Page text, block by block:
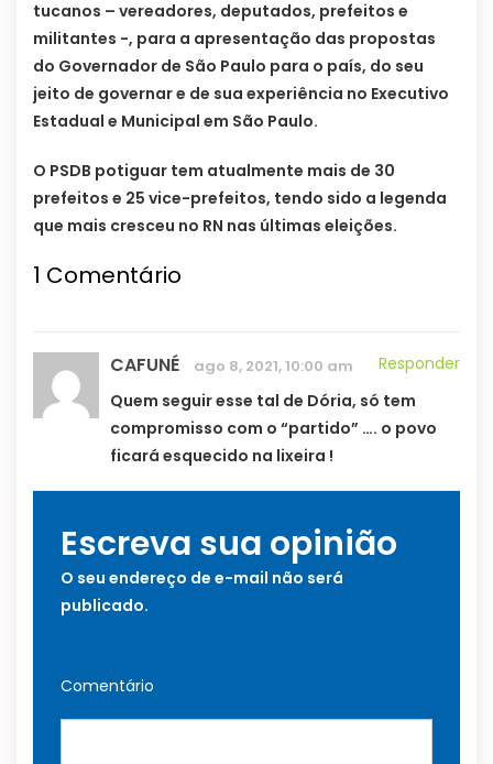
tucanos – vereadores, deputados, prefeitos e
militantes -, para a apresentação das propostas
do Governador de São Paulo para o país, do seu
jeito de governar e de sua experiência no Executivo
Estadual e Municipal em São Paulo.
O PSDB potiguar tem atualmente mais de 30
prefeitos e 25 vice-prefeitos, tendo sido a legenda
que mais cresceu no RN nas últimas eleições.
1 Comentário
CAFUNÉ ago 8, 2021, 10:00 am
Responder
Quem seguir esse tal de Dória, só tem
compromisso com o “partido” …. o povo
ficará esquecido na lixeira !
Escreva sua opinião
O seu endereço de e-mail não será
publicado.
Comentário